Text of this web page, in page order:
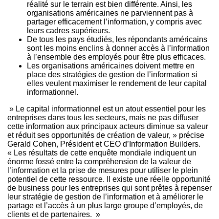
réalité sur le terrain est bien différente. Ainsi, les
organisations américaines ne parviennent pas à
partager efficacement l’information, y compris avec
leurs cadres supérieurs.
De tous les pays étudiés, les répondants américains
sont les moins enclins à donner accès à l’information
à l’ensemble des employés pour être plus efficaces.
Les organisations américaines doivent mettre en
place des stratégies de gestion de l’information si
elles veulent maximiser le rendement de leur capital
informationnel.
» Le capital informationnel est un atout essentiel pour les
entreprises dans tous les secteurs, mais ne pas diffuser
cette information aux principaux acteurs diminue sa valeur
et réduit ses opportunités de création de valeur, » précise
Gerald Cohen, Président et CEO d’Information Builders.
« Les résultats de cette enquête mondiale indiquent un
énorme fossé entre la compréhension de la valeur de
l’information et la prise de mesures pour utiliser le plein
potentiel de cette ressource. Il existe une réelle opportunité
de business pour les entreprises qui sont prêtes à repenser
leur stratégie de gestion de l’information et à améliorer le
partage et l’accès à un plus large groupe d’employés, de
clients et de partenaires. »